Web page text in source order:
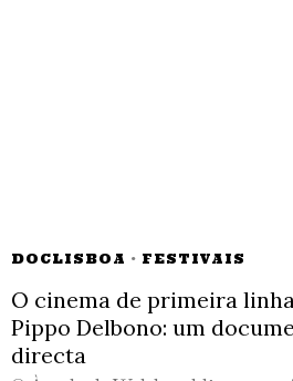
DOCLISBOA · FESTIVAIS
O cinema de primeira linha
Pippo Delbono: um
directa